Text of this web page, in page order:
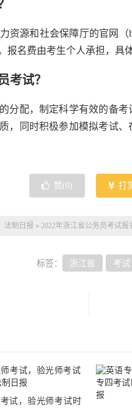
资源和社会保障厅的官网（
报名费由考生个人承担，具
考试？
分配，制定科学有效的备考
，同时积极参加模拟考试
赞( 0 ) 打
法制日报 » 2022年浙江省公务员考试
标签： 浙江省 考试
试，验光师考试时